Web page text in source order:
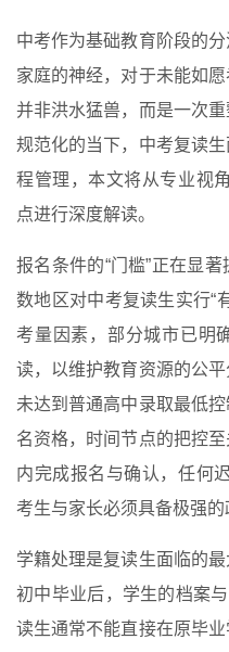
中考作为基础教育阶段的
家庭的神经，对于未能如
并非洪水猛兽，而是一次
规范化的当下，中考复读
程管理，本文将从专业视
点进行深度解读。
报名条件的“门槛”正在显
数地区对中考复读生实行“
考量因素，部分城市已明
读，以维护教育资源的公
未达到普通高中录取最低
名资格，时间节点的把控
内完成报名与确认，任何
考生与家长必须具备极强的
学籍处理是复读生面临的
初中毕业后，学生的档案
读生通常不能直接在原毕